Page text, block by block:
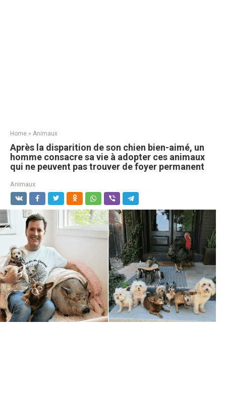
Home » Animaux
Après la disparition de son chien bien-aimé, un
homme consacre sa vie à adopter ces animaux
qui ne peuvent pas trouver de foyer permanent
Animaux